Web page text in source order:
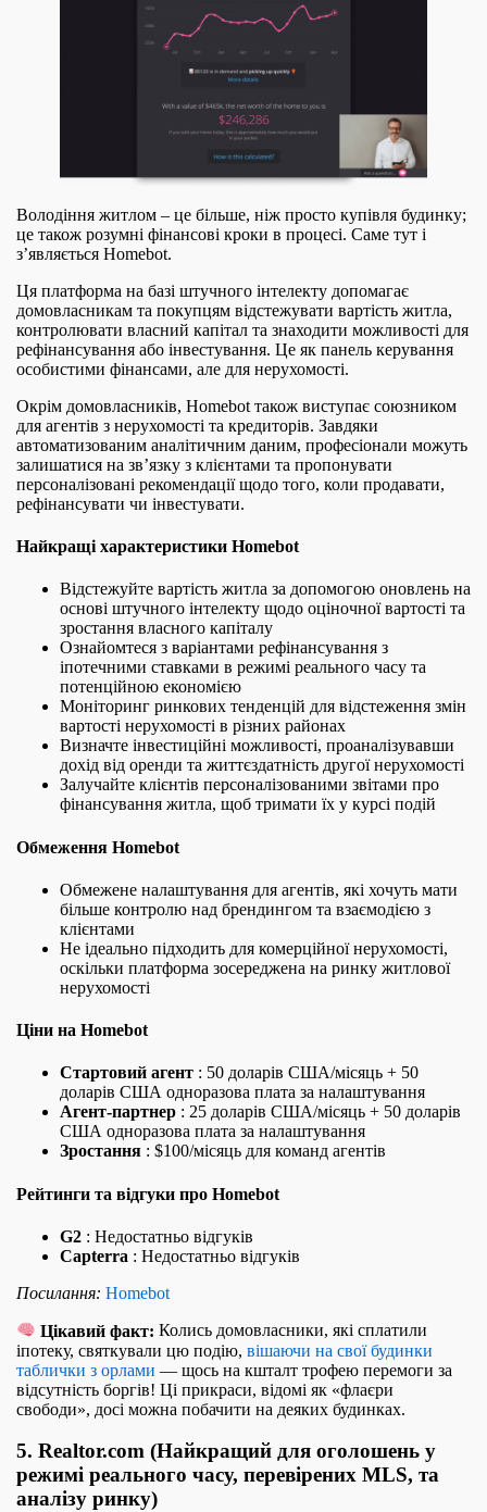
Володіння житлом – це більше, ніж просто купівля будинку;
це також розумні фінансові кроки в процесі. Саме тут і
з’являється Homebot.
Ця платформа на базі штучного інтелекту допомагає
домовласникам та покупцям відстежувати вартість житла,
контролювати власний капітал та знаходити можливості для
рефінансування або інвестування. Це як панель керування
особистими фінансами, але для нерухомості.
Окрім домовласників, Homebot також виступає союзником
для агентів з нерухомості та кредиторів. Завдяки
автоматизованим аналітичним даним, професіонали можуть
залишатися на зв’язку з клієнтами та пропонувати
персоналізовані рекомендації щодо того, коли продавати,
рефінансувати чи інвестувати.
Найкращі характеристики Homebot
Відстежуйте вартість житла за допомогою оновлень на
основі штучного інтелекту щодо оціночної вартості та
зростання власного капіталу
Ознайомтеся з варіантами рефінансування з
іпотечними ставками в режимі реального часу та
потенційною економією
Моніторинг ринкових тенденцій для відстеження змін
вартості нерухомості в різних районах
Визначте інвестиційні можливості, проаналізувавши
дохід від оренди та життєздатність другої нерухомості
Залучайте клієнтів персоналізованими звітами про
фінансування житла, щоб тримати їх у курсі подій
Обмеження Homebot
Обмежене налаштування для агентів, які хочуть мати
більше контролю над брендингом та взаємодією з
клієнтами
Не ідеально підходить для комерційної нерухомості,
оскільки платформа зосереджена на ринку житлової
нерухомості
Ціни на Homebot
Стартовий агент : 50 доларів США/місяць + 50
доларів США одноразова плата за налаштування
Агент-партнер : 25 доларів США/місяць + 50 доларів
США одноразова плата за налаштування
Зростання : $100/місяць для команд агентів
Рейтинги та відгуки про Homebot
G2 : Недостатньо відгуків
Capterra : Недостатньо відгуків
Посилання: Homebot
Цікавий факт: Колись домовласники, які сплатили
іпотеку, святкували цю подію, вішаючи на свої будинки
таблички з орлами — щось на кшталт трофею перемоги за
відсутність боргів! Ці прикраси, відомі як «флаєри
свободи», досі можна побачити на деяких будинках.
5. Realtor.com (Найкращий для оголошень у
режимі реального часу, перевірених MLS, та
аналізу ринку)